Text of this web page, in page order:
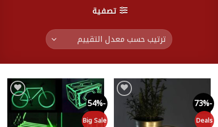
تصفية
-73%
Deals
Add to
wishlist
-54%
Big Sale
Add to
wishlist